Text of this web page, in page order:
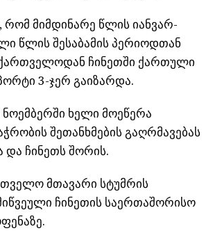
რომ მიმდინარე წლის იანვარ-
წლის შესაბამის პერიოდთან
ჩინეთში ქართული
3-ჯერ გაიზარდა.
ხელი მოეწერა
შეთანხმების გაღრმავებას
ჩინეთს შორის.
მთავარი სტუმრის
ჩინეთის საერთაშორისო